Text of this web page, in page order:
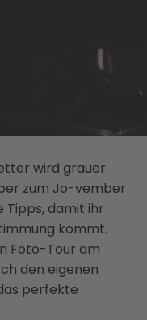
wird grauer.
zum Jo-vember
Tipps, damit ihr
kommt.
Foto-Tour am
den eigenen
perfekte